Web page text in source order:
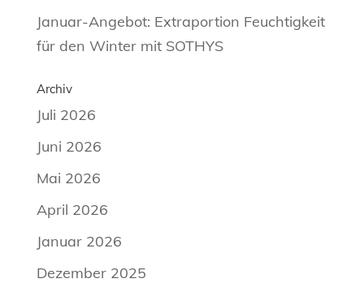
Januar-Angebot: Extraportion Feuchtigkeit
für den Winter mit SOTHYS
Archiv
Juli 2026
Juni 2026
Mai 2026
April 2026
Januar 2026
Dezember 2025